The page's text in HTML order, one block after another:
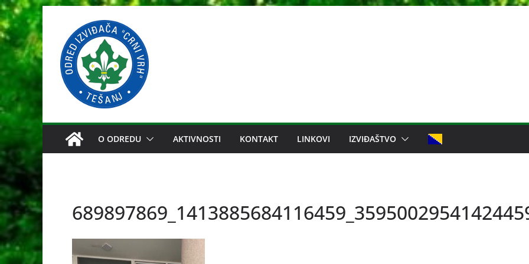
Skip
to
content
O ODREDU AKTIVNOSTI KONTAKT LINKOVI IZVIĐAŠTVO